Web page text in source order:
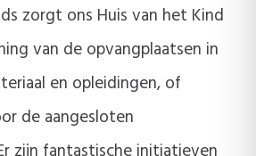
zorgt ons Huis van het Kind
van de opvangplaatsen in
en opleidingen, of
de aangesloten